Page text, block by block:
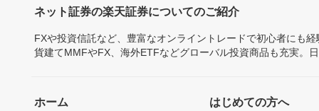
ネット証券の楽天証券についてのご紹介
FXや投資信託など、豊富なオンライントレードで初心者にも
貨建てMMFやFX、海外ETFなどグローバル投資商品も充実。
ホーム はじめての方へ